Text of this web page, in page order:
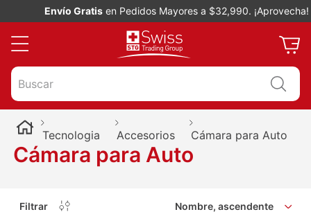
Envío Gratisen Pedidos Mayores a $32,990. ¡Aprovecha!
Buscar
Tecnologia Accesorios Cámara para Auto
Cámara para Auto
Filtrar Nombre, ascendente